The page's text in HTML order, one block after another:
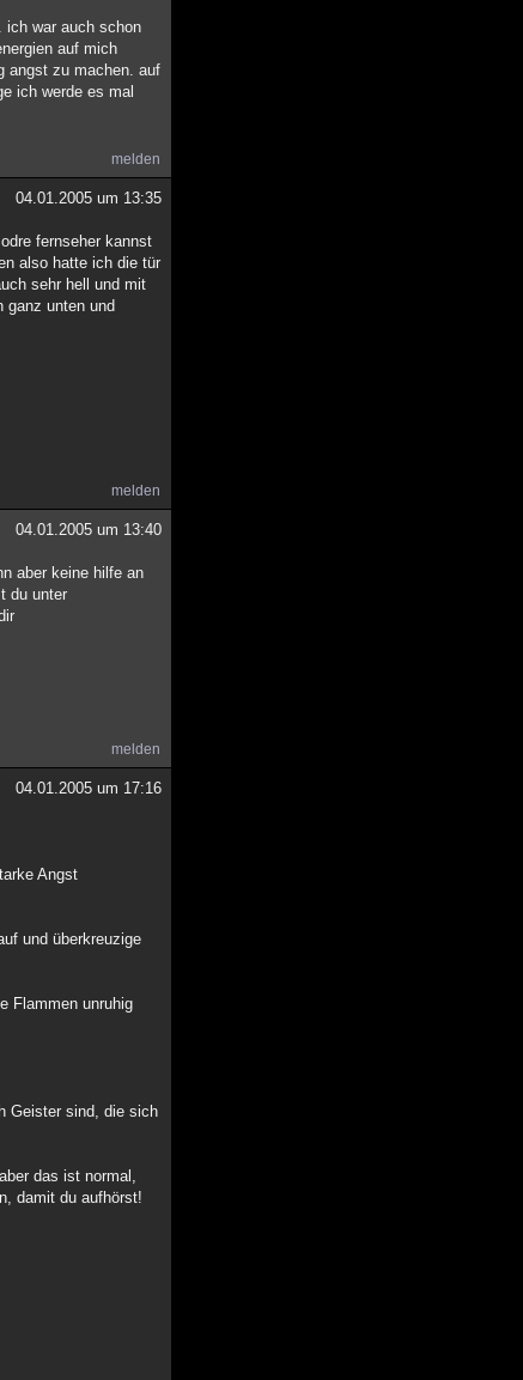
ich war auch schon
auf mich
angst zu machen. auf
ich werde es mal
melden
04.01.2005 um 13:35
fernseher kannst
also hatte ich die tür
sehr hell und mit
ganz unten und
melden
04.01.2005 um 13:40
aber keine hilfe an
du unter
melden
04.01.2005 um 17:16
Angst
und überkreuzige
Flammen unruhig
Geister sind, die sich
das ist normal,
damit du aufhörst!